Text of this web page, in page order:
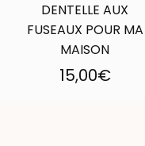
DENTELLE AUX
FUSEAUX POUR MA
MAISON
15,00€